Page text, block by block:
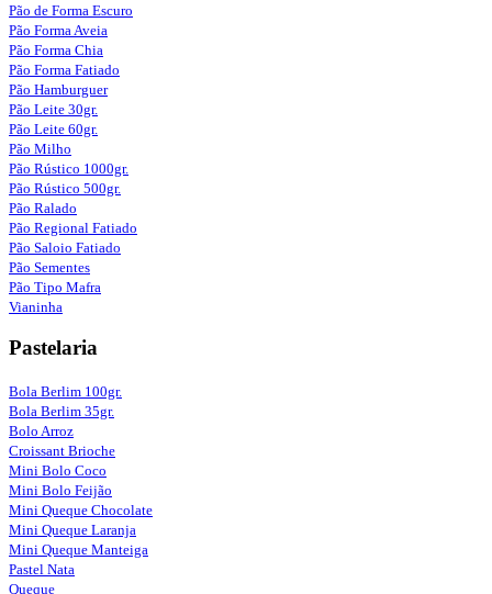
Pão de Forma Escuro
Pão Forma Aveia
Pão Forma Chia
Pão Forma Fatiado
Pão Hamburguer
Pão Leite 30gr.
Pão Leite 60gr.
Pão Milho
Pão Rústico 1000gr.
Pão Rústico 500gr.
Pão Ralado
Pão Regional Fatiado
Pão Saloio Fatiado
Pão Sementes
Pão Tipo Mafra
Vianinha
Pastelaria
Bola Berlim 100gr.
Bola Berlim 35gr.
Bolo Arroz
Croissant Brioche
Mini Bolo Coco
Mini Bolo Feijão
Mini Queque Chocolate
Mini Queque Laranja
Mini Queque Manteiga
Pastel Nata
Queque